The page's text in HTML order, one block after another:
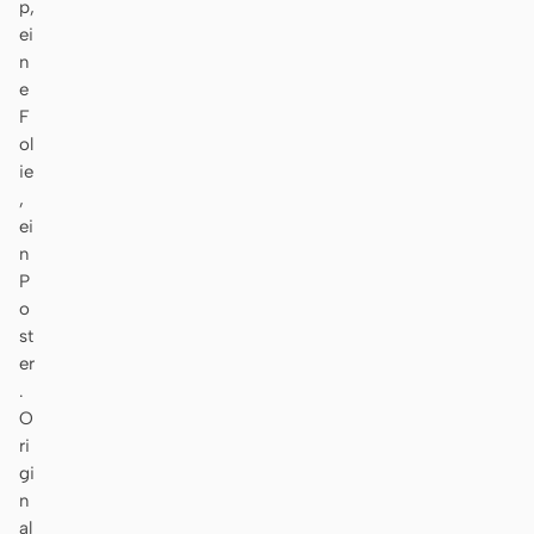
p,
ei
n
e
F
ol
ie
,
ei
n
P
o
st
er
.
O
ri
gi
n
al